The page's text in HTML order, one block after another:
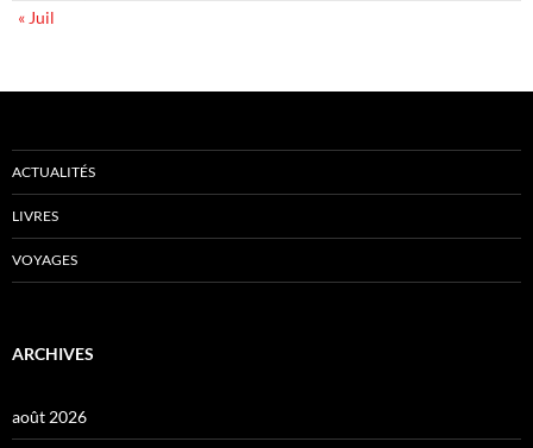
« Juil
ACTUALITÉS
LIVRES
VOYAGES
ARCHIVES
août 2026